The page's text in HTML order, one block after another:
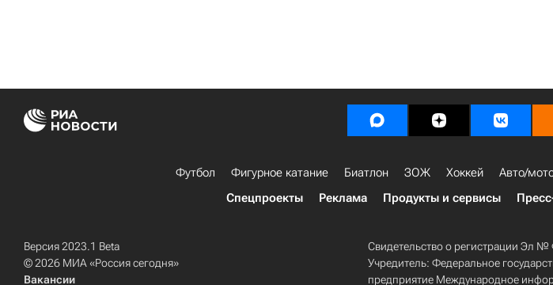
Футбол Фигурное катание Биатлон ЗОЖ Хоккей Авто/
Спецпроекты
Реклама Продукты и сервисы
Версия 2023.1 Beta
© 2026 МИА «Россия сегодня»
Вакансии
Свидетельство о регистрации Эл
Учредитель: Федеральное
предприятие Международное